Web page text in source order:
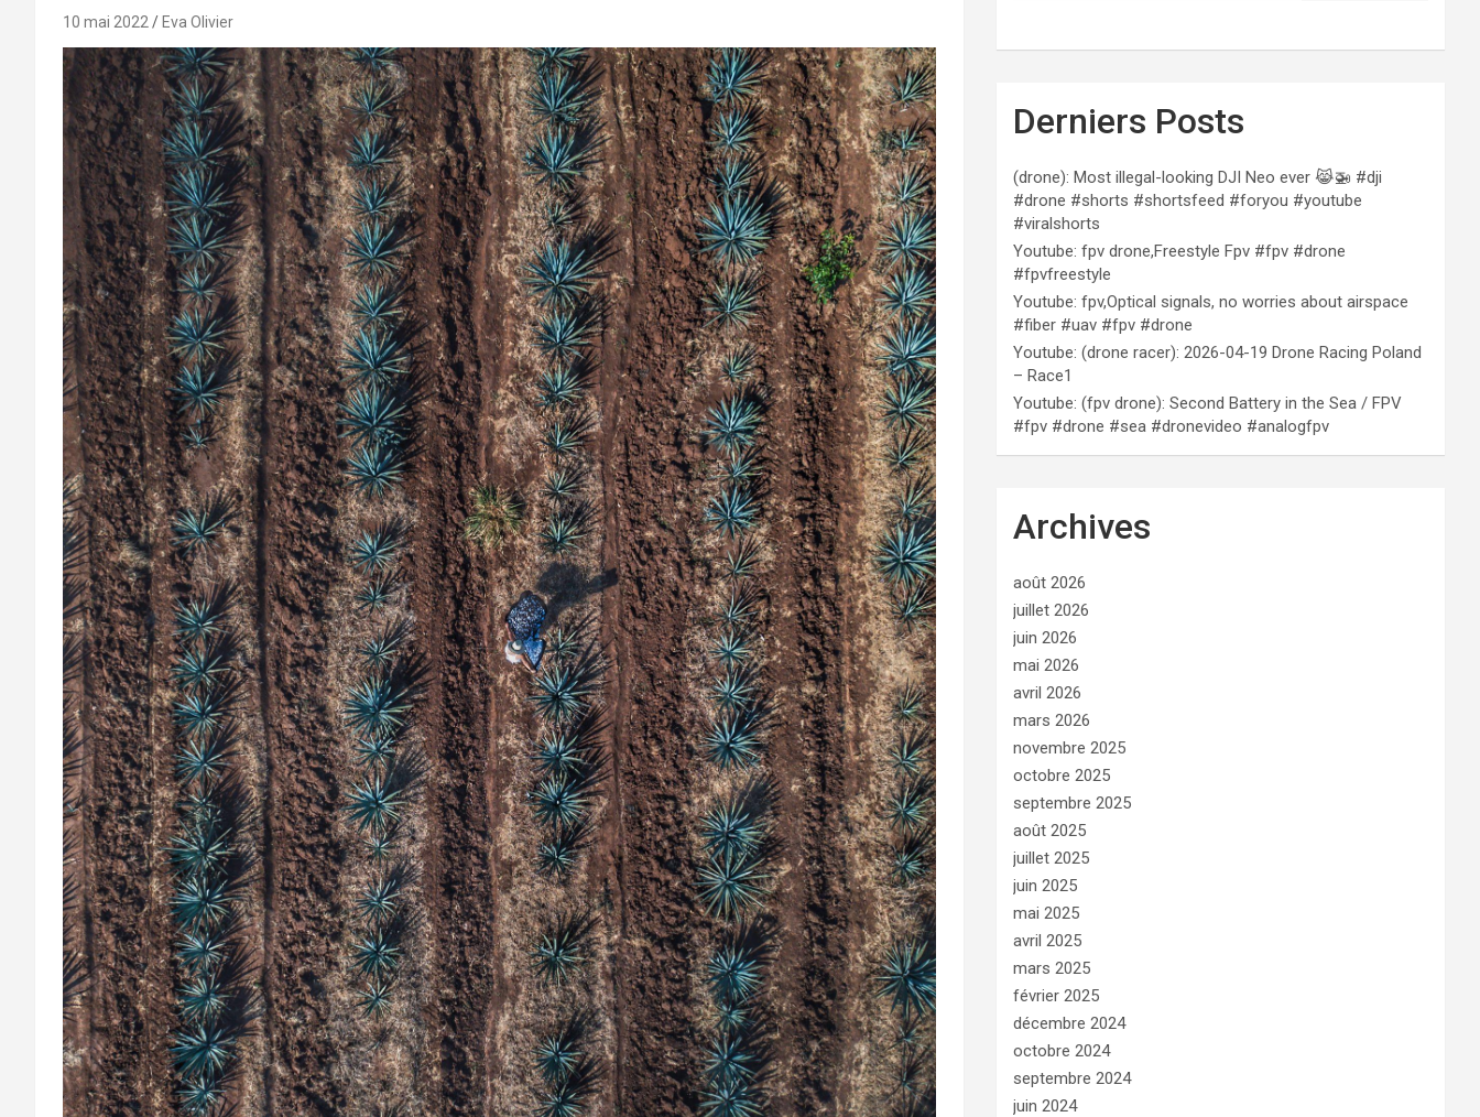
10 mai 2022 Eva Olivier
Derniers Posts
(drone): Most illegal-looking DJI Neo ever 😹🚁 #dji
#drone #shorts #shortsfeed #foryou #youtube
#viralshorts
Youtube: fpv drone,Freestyle Fpv #fpv #drone
#fpvfreestyle
Youtube: fpv,Optical signals, no worries about airspace
#fiber #uav #fpv #drone
Youtube: (drone racer): 2026-04-19 Drone Racing Poland
– Race1
Youtube: (fpv drone): Second Battery in the Sea / FPV
#fpv #drone #sea #dronevideo #analogfpv
Archives
août 2026
juillet 2026
juin 2026
mai 2026
avril 2026
mars 2026
novembre 2025
octobre 2025
septembre 2025
août 2025
juillet 2025
juin 2025
mai 2025
avril 2025
mars 2025
février 2025
décembre 2024
octobre 2024
septembre 2024
juin 2024